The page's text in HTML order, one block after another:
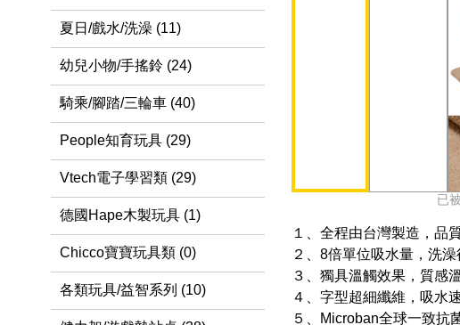
已
１、全程由台灣製造，品
２、8倍單位吸水量，洗
３、獨具溫觸效果，質感
４、字型超細纖維，吸水
５、Microban全球一致抗
夏日/戲水/洗澡 (11)
幼兒小物/手搖鈴 (24)
騎乘/腳踏/三輪車 (40)
People知育玩具 (29)
Vtech電子學習類 (29)
德國Hape木製玩具 (1)
Chicco寶寶玩具類 (0)
各類玩具/益智系列 (10)